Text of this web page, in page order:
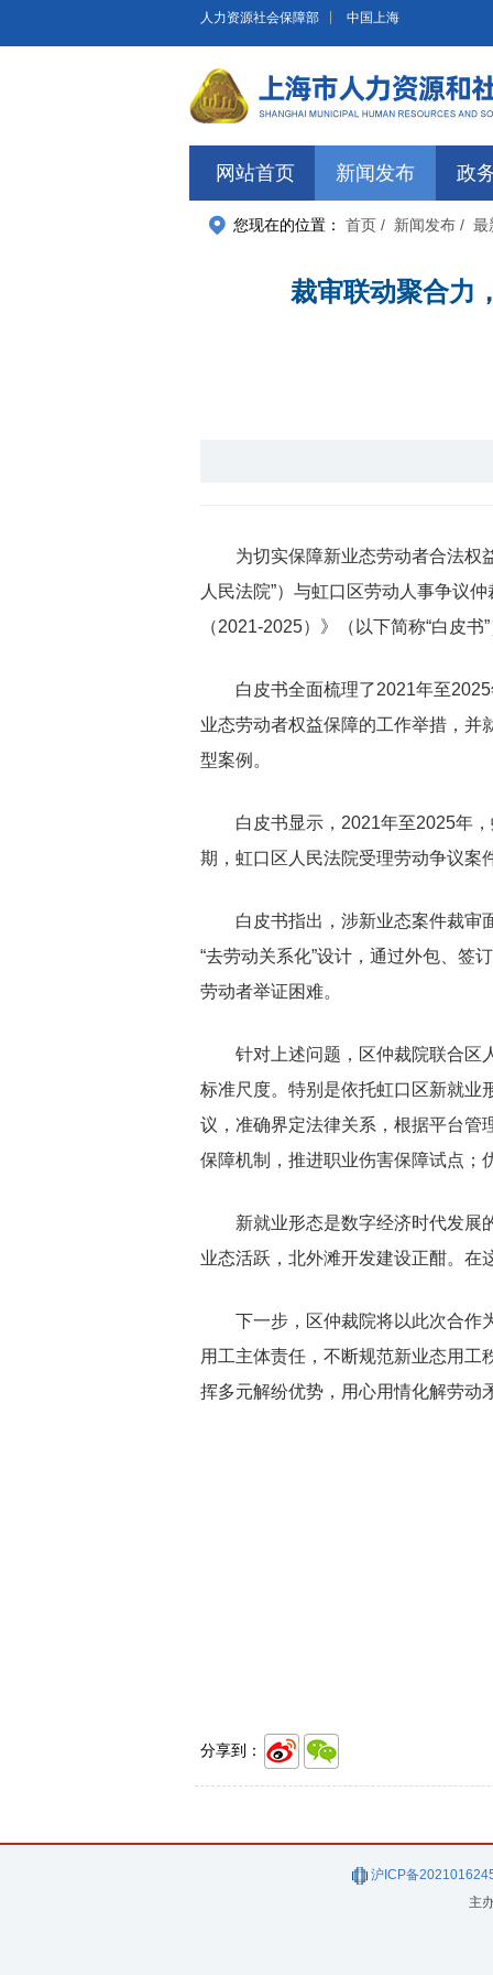
跳转到网站导航区 跳转到主要内容区域
人力资源社会保障部 中国上海
网站首页 新闻发布 政
您现在的位置： 首页 / 新闻发布 / 最
裁审联动聚合力
为切实保障新业态劳动者合法权益
人民法院”）与虹口区劳动人事争议
（2021-2025）》（以下简称“白皮
白皮书全面梳理了2021年至2025
业态劳动者权益保障的工作举措，并
型案例。
白皮书显示，2021年至2025年，
期，虹口区人民法院受理劳动争议案
白皮书指出，涉新业态案件裁审面
“去劳动关系化”设计，通过外包、签
劳动者举证困难。
针对上述问题，区仲裁院联合区人
标准尺度。特别是依托虹口区新就业
议，准确界定法律关系，根据平台管
保障机制，推进职业伤害保障试点；
新就业形态是数字经济时代发展的
业态活跃，北外滩开发建设正酣。在
下一步，区仲裁院将以此次合作为
用工主体责任，不断规范新业态用
挥多元解纷优势，用心用情化解劳动
分享到：
沪ICP备
主